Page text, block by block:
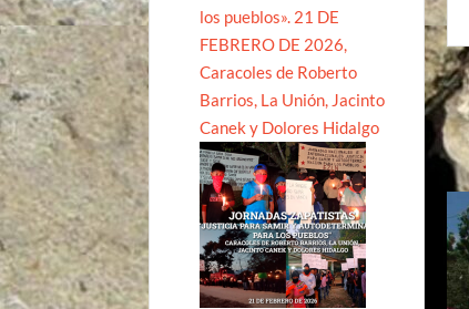
los pueblos». 21 DE
FEBRERO DE 2026,
Caracoles de Roberto
Barrios, La Unión, Jacinto
Canek y Dolores Hidalgo